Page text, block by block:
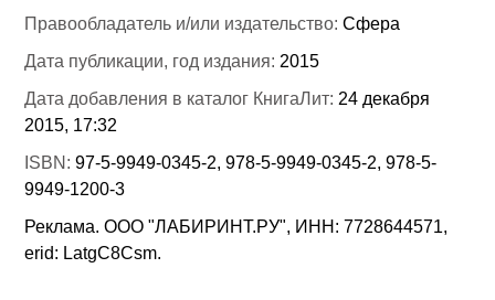
Правообладатель и/или издательство:Сфера
Дата публикации, год издания: 2015
Дата добавления в каталог КнигаЛит: 24 декабря
2015, 17:32
ISBN:97-5-9949-0345-2, 978-5-9949-0345-2, 978-5-
9949-1200-3
Реклама. ООО "ЛАБИРИНТ.РУ", ИНН: 7728644571,
erid: LatgC8Csm.